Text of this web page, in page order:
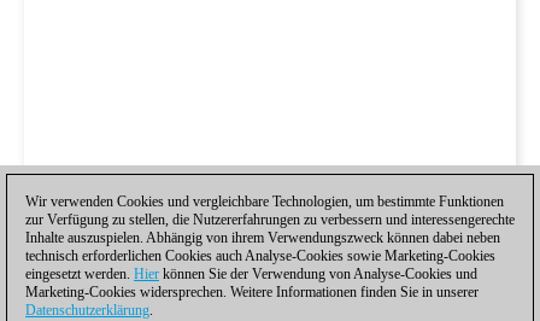
Wir verwenden Cookies und vergleichbare Technologien, um bestimmte Funktionen
zur Verfügung zu stellen, die Nutzererfahrungen zu verbessern und interessengerechte
Inhalte auszuspielen. Abhängig von ihrem Verwendungszweck können dabei neben
technisch erforderlichen Cookies auch Analyse-Cookies sowie Marketing-Cookies
eingesetzt werden. Hier können Sie der Verwendung von Analyse-Cookies und
Marketing-Cookies widersprechen. Weitere Informationen finden Sie in unserer
Datenschutzerklärung.